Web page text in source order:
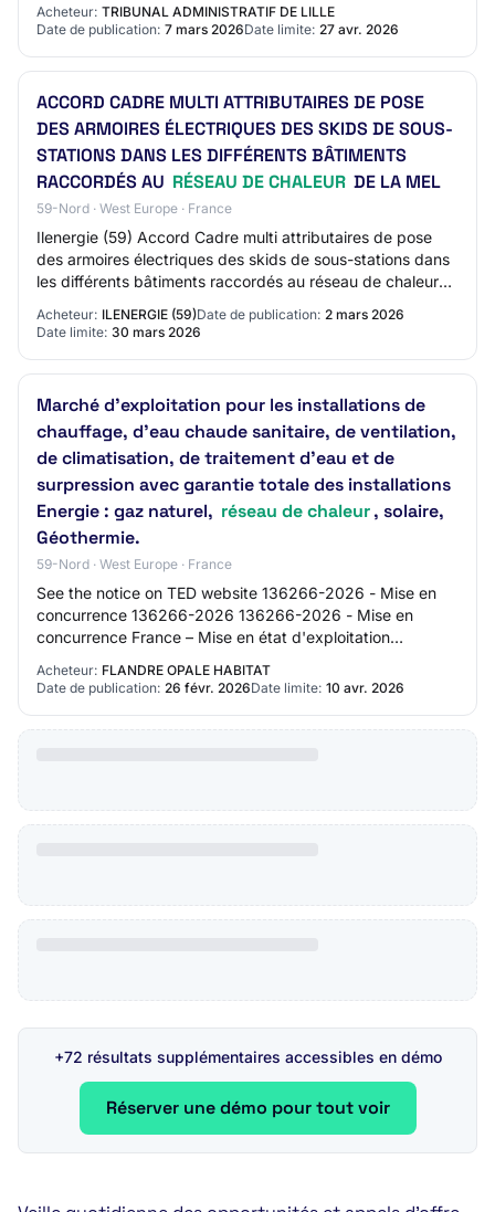
Acheteur: TRIBUNAL ADMINISTRATIF DE LILLE
Date de publication: 7 mars 2026Date limite: 27 avr. 2026
ACCORD CADRE MULTI ATTRIBUTAIRES DE POSE
DES ARMOIRES ÉLECTRIQUES DES SKIDS DE SOUS-
STATIONS DANS LES DIFFÉRENTS BÂTIMENTS
RACCORDÉS AU RÉSEAU DE CHALEUR DE LA MEL
59-Nord · West Europe · France
Ilenergie (59) Accord Cadre multi attributaires de pose
des armoires électriques des skids de sous-stations dans
les différents bâtiments raccordés au réseau de chaleur
de la MEL Référence Ilenergie_…
Acheteur: ILENERGIE (59)Date de publication: 2 mars 2026
Date limite: 30 mars 2026
Marché d'exploitation pour les installations de
chauffage, d'eau chaude sanitaire, de ventilation,
de climatisation, de traitement d'eau et de
surpression avec garantie totale des installations
Energie : gaz naturel, réseau de chaleur, solaire,
Géothermie.
59-Nord · West Europe · France
See the notice on TED website 136266-2026 - Mise en
concurrence 136266-2026 136266-2026 - Mise en
concurrence France – Mise en état d'exploitation
Acheteur: FLANDRE OPALE HABITAT
Date de publication: 26 févr. 2026Date limite: 10 avr. 2026
+72 résultats supplémentaires accessibles en démo
Réserver une démo pour tout voir